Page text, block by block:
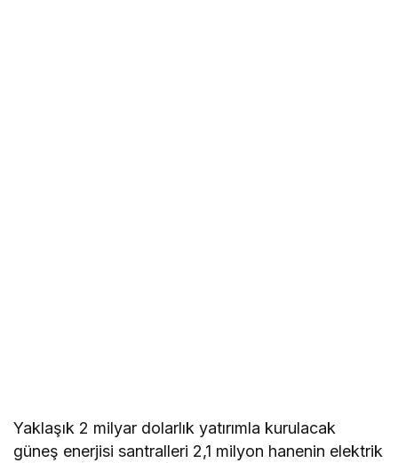
Yaklaşık 2 milyar dolarlık yatırımla kurulacak
güneş enerjisi santralleri 2,1 milyon hanenin elektrik